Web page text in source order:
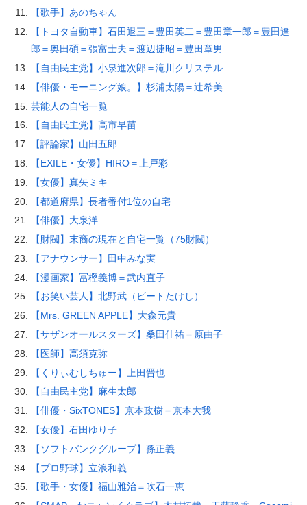
【歌手】あのちゃん
【トヨタ自動車】石田退三＝豊田英二＝豊田章一郎＝豊田達
郎＝奥田碩＝張富士夫＝渡辺捷昭＝豊田章男
【自由民主党】小泉進次郎＝滝川クリステル
【俳優・モーニング娘。】杉浦太陽＝辻希美
芸能人の自宅一覧
【自由民主党】高市早苗
【評論家】山田五郎
【EXILE・女優】HIRO＝上戸彩
【女優】真矢ミキ
【都道府県】長者番付1位の自宅
【俳優】大泉洋
【財閥】末裔の現在と自宅一覧（75財閥）
【アナウンサー】田中みな実
【漫画家】冨樫義博＝武内直子
【お笑い芸人】北野武（ビートたけし）
【Mrs. GREEN APPLE】大森元貴
【サザンオールスターズ】桑田佳祐＝原由子
【医師】高須克弥
【くりぃむしちゅー】上田晋也
【自由民主党】麻生太郎
【俳優・SixTONES】京本政樹＝京本大我
【女優】石田ゆり子
【ソフトバンクグループ】孫正義
【プロ野球】立浪和義
【歌手・女優】福山雅治＝吹石一恵